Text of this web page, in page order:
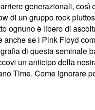
generazionali,
di un gruppo rock
ognuno è libero di
se i Pink Floyd
di questa seminale
un anticipo della
Time. Come ignorare